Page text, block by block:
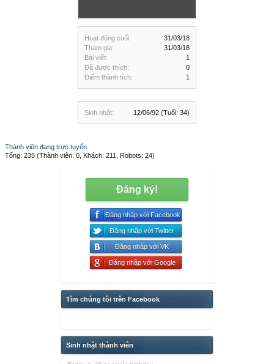
Hoạt động cuối:
31/03/18
Tham gia:
31/03/18
Bài viết:
1
Đã được thích:
0
Điểm thành tích:
1
Sinh nhật: 12/06/92 (Tuổi: 34)
Thành viên đang trực tuyến
Tổng: 235 (Thành viên: 0, Khách: 211, Robots: 24)
Đăng ký!
Đăng nhập với Facebook
Đăng nhập với Twitter
Đăng nhập với VK
Đăng nhập với Google
Tìm chúng tôi trên Facebook
Sinh nhật thành viên